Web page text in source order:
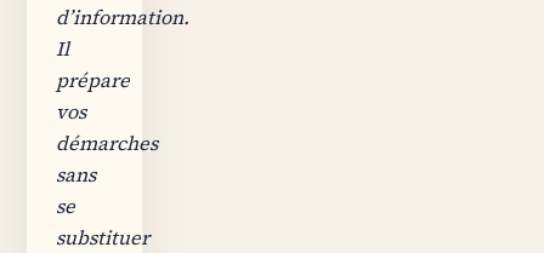
d’information.
Il
prépare
vos
démarches
sans
se
substituer